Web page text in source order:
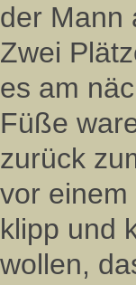
der Mann
Zwei
es am
Füße
zurück
vor
klipp und
wollen,